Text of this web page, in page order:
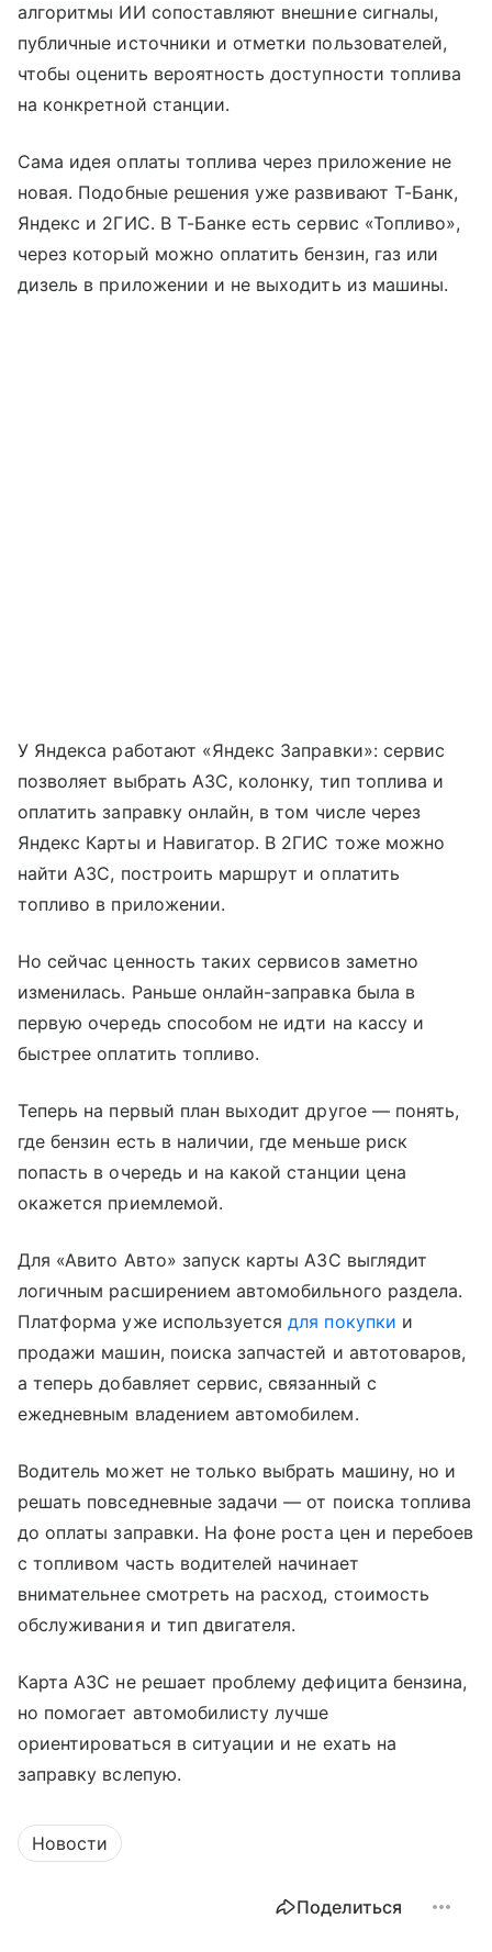
алгоритмы ИИ сопоставляют внешние сигналы,
публичные источники и отметки пользователей,
чтобы оценить вероятность доступности топлива
на конкретной станции.
Сама идея оплаты топлива через приложение не
новая. Подобные решения уже развивают Т-Банк,
Яндекс и 2ГИС. В Т-Банке есть сервис «Топливо»,
через который можно оплатить бензин, газ или
дизель в приложении и не выходить из машины.
У Яндекса работают «Яндекс Заправки»: сервис
позволяет выбрать АЗС, колонку, тип топлива и
оплатить заправку онлайн, в том числе через
Яндекс Карты и Навигатор. В 2ГИС тоже можно
найти АЗС, построить маршрут и оплатить
топливо в приложении.
Но сейчас ценность таких сервисов заметно
изменилась. Раньше онлайн-заправка была в
первую очередь способом не идти на кассу и
быстрее оплатить топливо.
Теперь на первый план выходит другое — понять,
где бензин есть в наличии, где меньше риск
попасть в очередь и на какой станции цена
окажется приемлемой.
Для «Авито Авто» запуск карты АЗС выглядит
логичным расширением автомобильного раздела.
Платформа уже используетсядля покупки и
продажи машин, поиска запчастей и автотоваров,
а теперь добавляет сервис, связанный с
ежедневным владением автомобилем.
Водитель может не только выбрать машину, но и
решать повседневные задачи — от поиска топлива
до оплаты заправки. На фоне роста цен и перебоев
с топливом часть водителей начинает
внимательнее смотреть на расход, стоимость
обслуживания и тип двигателя.
Карта АЗС не решает проблему дефицита бензина,
но помогает автомобилисту лучше
ориентироваться в ситуации и не ехать на
заправку вслепую.
Новости
Поделиться